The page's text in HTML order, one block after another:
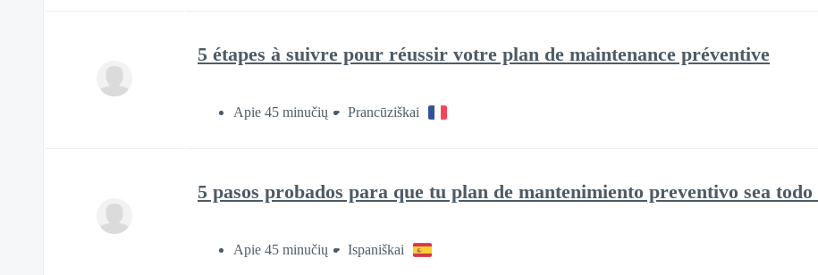
5 étapes à suivre pour réussir votre plan de maintenance préventive
Apie 45 minučių Prancūziškai
5 pasos probados para que tu plan de mantenimiento preventivo sea
Apie 45 minučių Ispaniškai